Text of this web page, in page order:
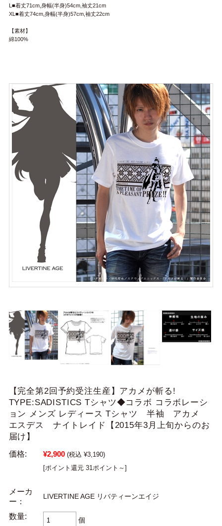
L■着丈71cm,身幅(半身)54cm,袖丈21cm
XL■着丈74cm,身幅(半身)57cm,袖丈22cm
【素材】
綿100%
【完全第2回予約受注生産】アカメが斬る!
TYPE:SADISTICS Tシャツ◆コラボ コラボレーシ
ョン メンズ レディース Tシャツ 半袖 アカメ
エスデス ナイトレイド【2015年3月上旬からのお
届け】
価格: ¥2,900 (税込 ¥3,190)
[ポイント還元 31ポイント～]
メーカ
ー：
LIVERTINE AGE リバティーンエイジ
数量: 個